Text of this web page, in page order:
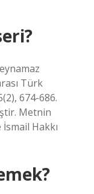
Türk
674-686.
Metnin
Hakkı